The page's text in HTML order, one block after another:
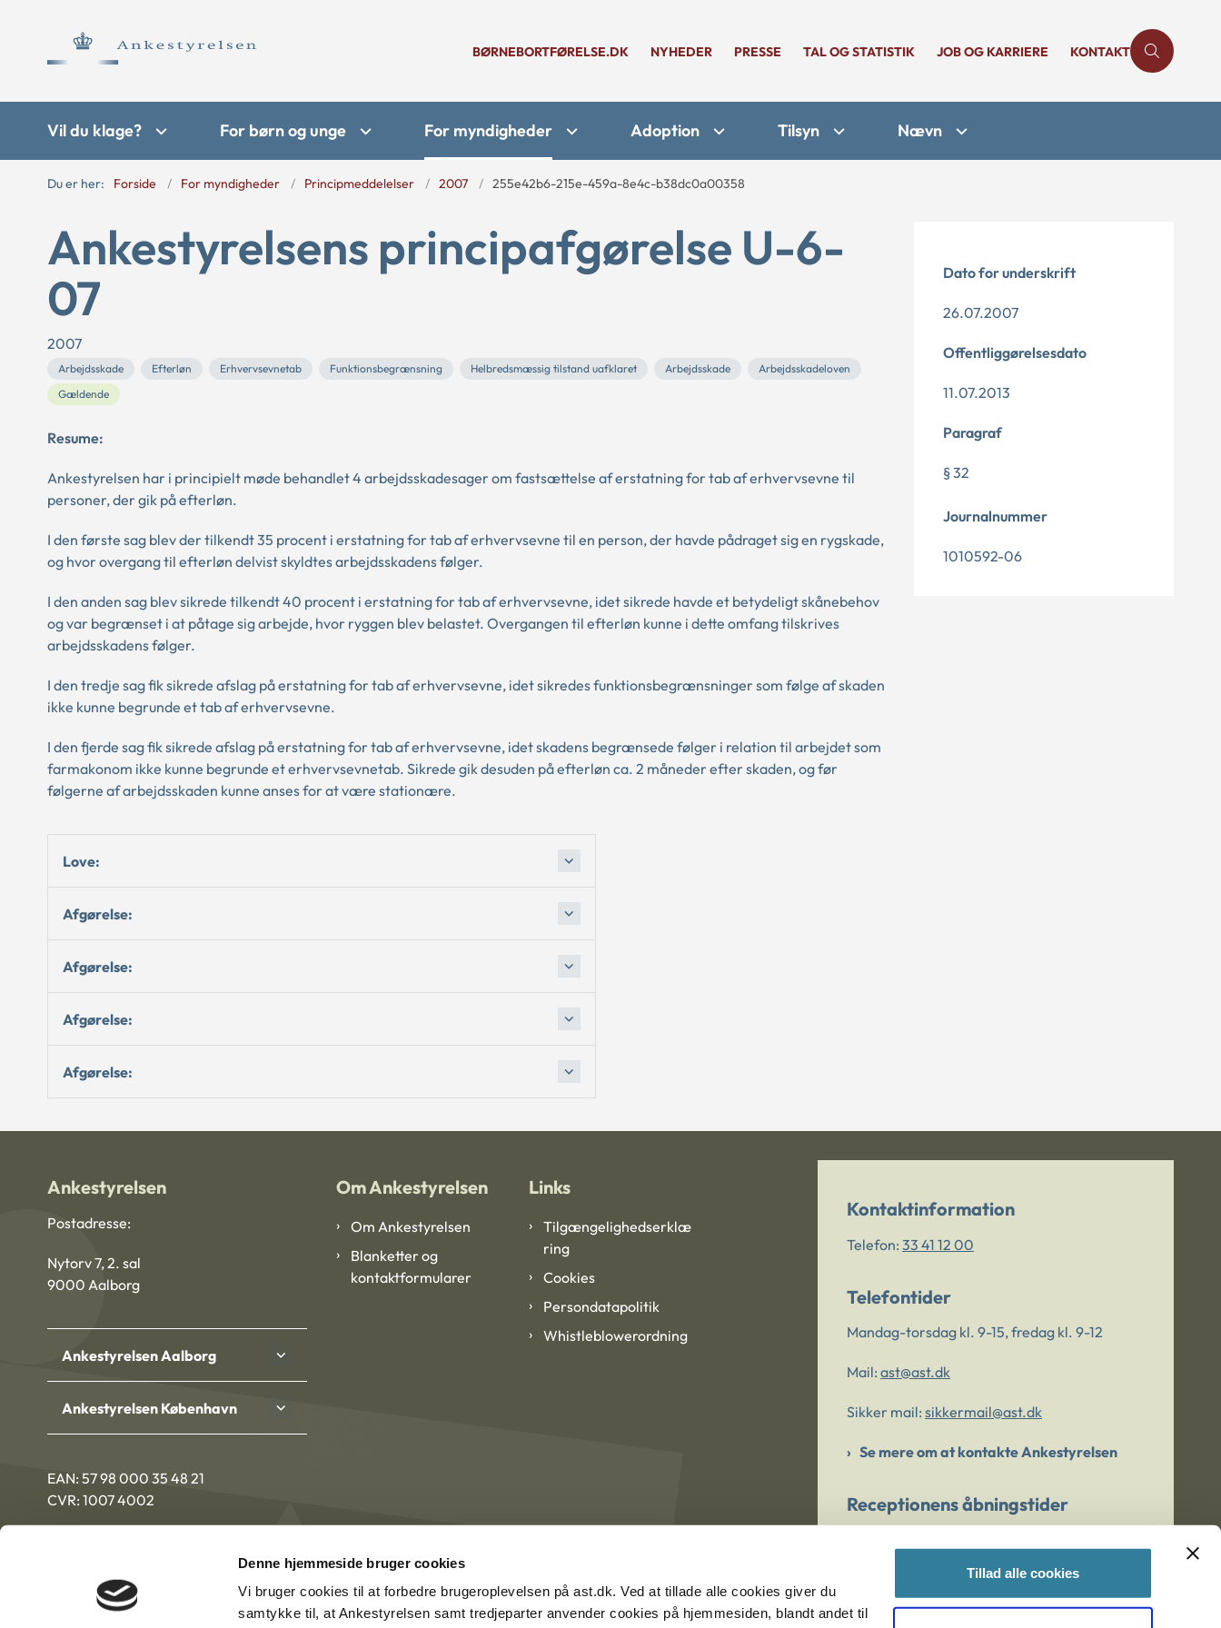
Denne hjemmeside bruger cookies
Vi bruger cookies til at forbedre brugeroplevelsen på ast.dk. Ved at tillade alle cookies giver du
samtykke til, at Ankestyrelsen samt tredjeparter anvender cookies på hjemmesiden, blandt andet til
Tillad alle cookies
BØRNEBORTFØRELSE.DK NYHEDER PRESSE TAL OG STATISTIK JOB OG KARRIERE KONTAKT
Vil du klage? For børn og unge For myndigheder Adoption Tilsyn Nævn
Du er her: Forside For myndigheder Principmeddelelser 2007 255e42b6-215e-459a-8e4c-b38dc0a00358
Ankestyrelsens principafgørelse U-6-
07
2007
Arbejdsskade Efterløn Erhvervsevnetab Funktionsbegrænsning Helbredsmæssig tilstand uafklaret Arbejdsskade
Arbejdsskadeloven
Gældende
Resume:
Ankestyrelsen har i principielt møde behandlet 4 arbejdsskadesager om fastsættelse af erstatning for tab af erhvervsevne til
personer, der gik på efterløn.
I den første sag blev der tilkendt 35 procent i erstatning for tab af erhvervsevne til en person, der havde pådraget sig en rygskade,
og hvor overgang til efterløn delvist skyldtes arbejdsskadens følger.
I den anden sag blev sikrede tilkendt 40 procent i erstatning for tab af erhvervsevne, idet sikrede havde et betydeligt skånebehov
og var begrænset i at påtage sig arbejde, hvor ryggen blev belastet. Overgangen til efterløn kunne i dette omfang tilskrives
arbejdsskadens følger.
I den tredje sag fik sikrede afslag på erstatning for tab af erhvervsevne, idet sikredes funktionsbegrænsninger som følge af skaden
ikke kunne begrunde et tab af erhvervsevne.
I den fjerde sag fik sikrede afslag på erstatning for tab af erhvervsevne, idet skadens begrænsede følger i relation til arbejdet som
farmakonom ikke kunne begrunde et erhvervsevnetab. Sikrede gik desuden på efterløn ca. 2 måneder efter skaden, og før
følgerne af arbejdsskaden kunne anses for at være stationære.
Love:
Afgørelse:
Afgørelse:
Afgørelse:
Afgørelse:
Dato for underskrift
26.07.2007
Offentliggørelsesdato
11.07.2013
Paragraf
§ 32
Journalnummer
1010592-06
Ankestyrelsen
Postadresse:
Nytorv 7, 2. sal
9000 Aalborg
Ankestyrelsen Aalborg
Ankestyrelsen København
EAN: 57 98 000 35 48 21
CVR: 1007 4002
Om Ankestyrelsen
Om Ankestyrelsen
Blanketter og
kontaktformularer
Links
Tilgængelighedserklæ
ring
Cookies
Persondatapolitik
Whistleblowerordning
Kontaktinformation
Telefon: 33 41 12 00
Telefontider
Mandag-torsdag kl. 9-15, fredag kl. 9-12
Mail: ast@ast.dk
Sikker mail: sikkermail@ast.dk
Se mere om at kontakte Ankestyrelsen
Receptionens åbningstider
Er du bekymret for et barn/en ung?